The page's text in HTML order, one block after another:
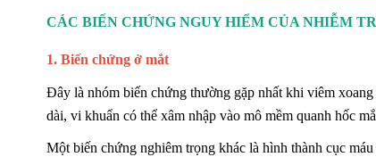
CÁC BIẾN CHỨNG NGUY HIỂM CỦA NHIỄM
1. Biến chứng ở mắt
Đây là nhóm biến chứng thường gặp nhất khi viêm
dài, vi khuẩn có thể xâm nhập vào mô mềm quanh hốc
Một biến chứng nghiêm trọng khác là hình thành cục